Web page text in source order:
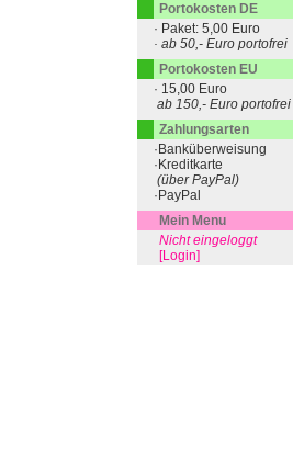
Portokosten DE
· Paket: 5,00 Euro
· ab 50,- Euro portofrei
Portokosten EU
· 15,00 Euro
ab 150,- Euro portofrei
Zahlungsarten
·Banküberweisung
·Kreditkarte
(über PayPal)
·PayPal
Mein Menu
Nicht eingeloggt
[Login]